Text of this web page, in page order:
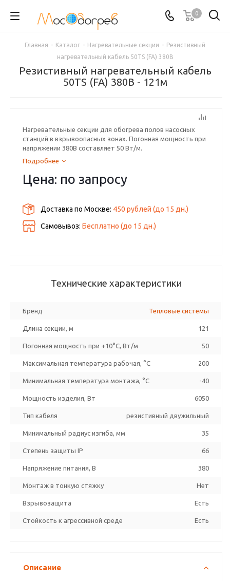
0
Главная - Каталог - Нагревательные секции - Резистивный
нагревательный кабель 50TS (FA) 380В
Резистивный нагревательный кабель
50TS (FA) 380В - 121м
Нагревательные секции для обогрева полов насосных
станций в взрывоопасных зонах. Погонная мощность при
напряжении 380В составляет 50 Вт/м.
Подробнее
Цена: по запросу
Доставка по Москве: 450 рублей (до 15 дн.)
Самовывоз:Бесплатно (до 15 дн.)
Технические характеристики
Бренд Тепловые системы
Длина секции, м 121
Погонная мощность при +10°С, Вт/м 50
Максимальная температура рабочая, °C 200
Минимальная температура монтажа, °C -40
Мощность изделия, Вт 6050
Тип кабеля резистивный двужильный
Минимальный радиус изгиба, мм 35
Степень защиты IP 66
Напряжение питания, В 380
Монтаж в тонкую стяжку Нет
Взрывозащита Есть
Стойкость к агрессивной среде Есть
Описание